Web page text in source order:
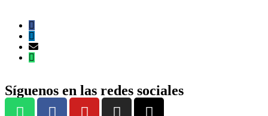
Síguenos en las redes sociales